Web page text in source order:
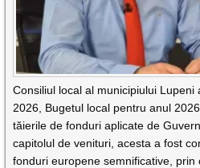
Consiliul local al municipiului
2026, Bugetul local pentru anul
tăierile de fonduri aplicate de
capitolul de venituri, acesta a fost
fonduri europene semnificative,